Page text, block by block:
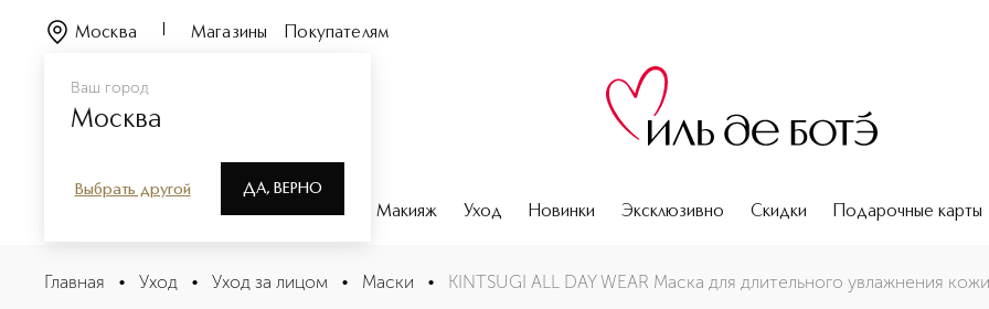
Ваш город
Москва
Выбрать другой ДА, ВЕРНО
Москва Магазины Покупателям
Парфюмерия Макияж Уход Новинки Эксклюзивно Скидки Подарочные карты
KINTSUGI ALL DAY WEAR Маска для длительного увлажнения кожи
Описание
Главная • Уход • Уход за лицом • Маски • KINTSUGI ALL DAY WEAR Маска для длительного увлажнения кожи